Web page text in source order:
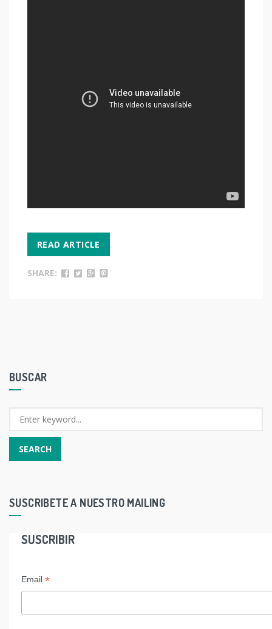
READ ARTICLE
SHARE:
BUSCAR
SUSCRIBETE A NUESTRO MAILING
SUSCRIBIR
Email *